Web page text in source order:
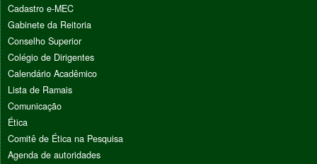
Cadastro e-MEC
Gabinete da Reitoria
Conselho Superior
Colégio de Dirigentes
Calendário Acadêmico
Lista de Ramais
Comunicação
Ética
Comitê de Ética na Pesquisa
Agenda de autoridades